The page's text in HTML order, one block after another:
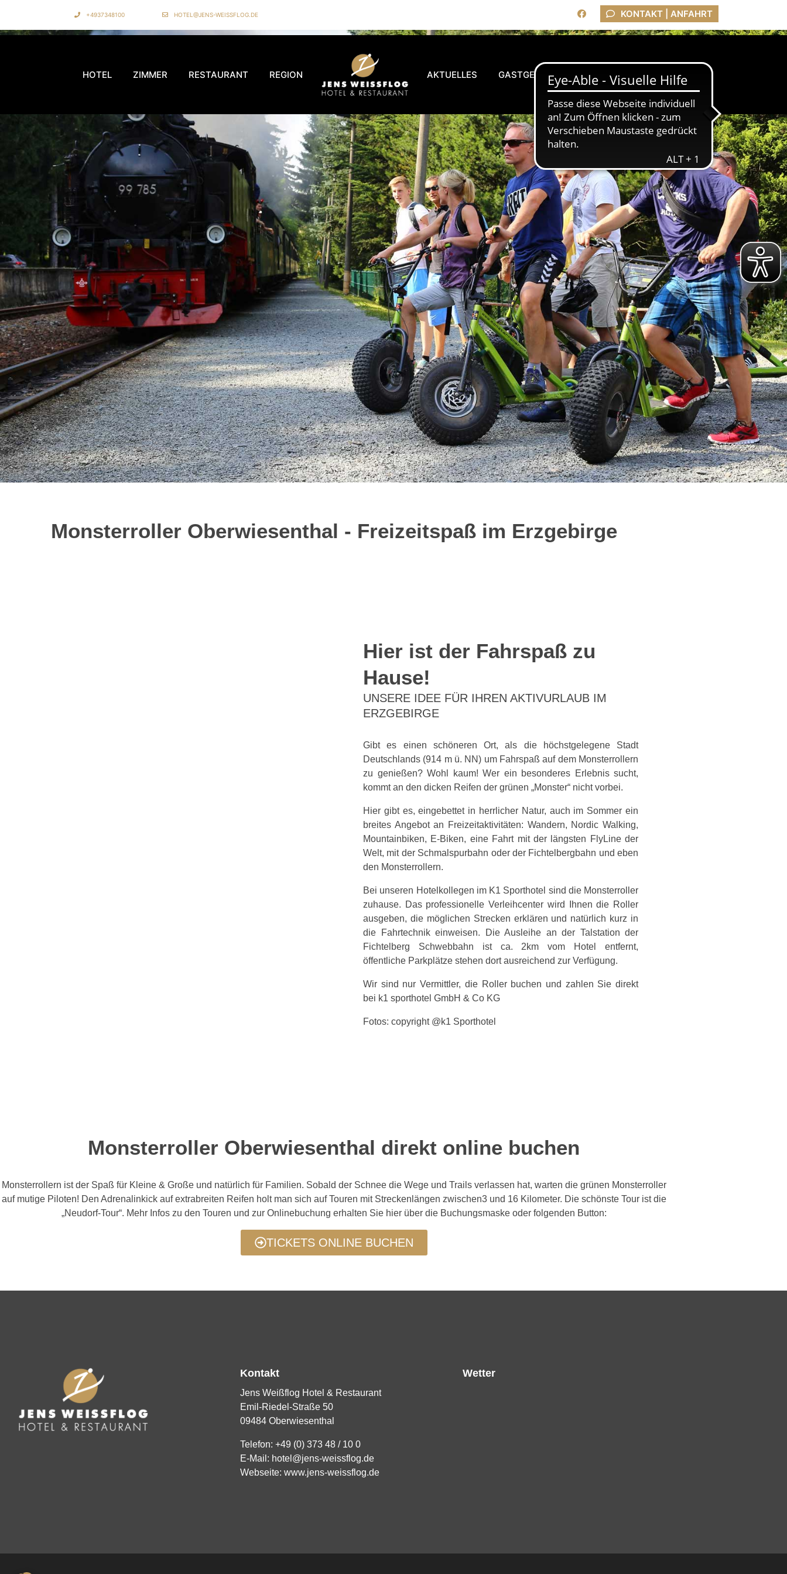
+4937348100 HOTEL@JENS-WEISSFLOG.DE KONTAKT | ANFAHRT
HOTEL ZIMMER RESTAURANT REGION AKTUELLES GASTGEBER BUCHEN KONTAKT
Monsterroller Oberwiesenthal - Freizeitspaß im Erzgebirge
Hier ist der Fahrspaß zu
Hause!
UNSERE IDEE FÜR IHREN AKTIVURLAUB IM
ERZGEBIRGE
Gibt es einen schöneren Ort, als die höchstgelegene Stadt
Deutschlands (914 m ü. NN) um Fahrspaß auf dem Monsterrollern
zu genießen? Wohl kaum! Wer ein besonderes Erlebnis sucht,
kommt an den dicken Reifen der grünen „Monster“ nicht vorbei.
Hier gibt es, eingebettet in herrlicher Natur, auch im Sommer ein
breites Angebot an Freizeitaktivitäten: Wandern, Nordic Walking,
Mountainbiken, E-Biken, eine Fahrt mit der längsten FlyLine der
Welt, mit der Schmalspurbahn oder der Fichtelbergbahn und eben
den Monsterrollern.
Bei unseren Hotelkollegen im K1 Sporthotel sind die Monsterroller
zuhause. Das professionelle Verleihcenter wird Ihnen die Roller
ausgeben, die möglichen Strecken erklären und natürlich kurz in
die Fahrtechnik einweisen. Die Ausleihe an der Talstation der
Fichtelberg Schwebbahn ist ca. 2km vom Hotel entfernt,
öffentliche Parkplätze stehen dort ausreichend zur Verfügung.
Wir sind nur Vermittler, die Roller buchen und zahlen Sie direkt
bei k1 sporthotel GmbH & Co KG
Fotos: copyright @k1 Sporthotel
Monsterroller Oberwiesenthal direkt online buchen
Monsterrollern ist der Spaß für Kleine & Große und natürlich für Familien. Sobald der Schnee die Wege und Trails verlassen hat, warten die grünen Monsterroller
auf mutige Piloten! Den Adrenalinkick auf extrabreiten Reifen holt man sich auf Touren mit Streckenlängen zwischen3 und 16 Kilometer. Die schönste Tour ist die
„Neudorf-Tour“. Mehr Infos zu den Touren und zur Onlinebuchung erhalten Sie hier über die Buchungsmaske oder folgenden Button:
TICKETS ONLINE BUCHEN
Kontakt
Jens Weißflog Hotel & Restaurant
Emil-Riedel-Straße 50
09484 Oberwiesenthal
Telefon: +49 (0) 373 48 / 10 0
E-Mail: hotel@jens-weissflog.de
Webseite: www.jens-weissflog.de
Wetter